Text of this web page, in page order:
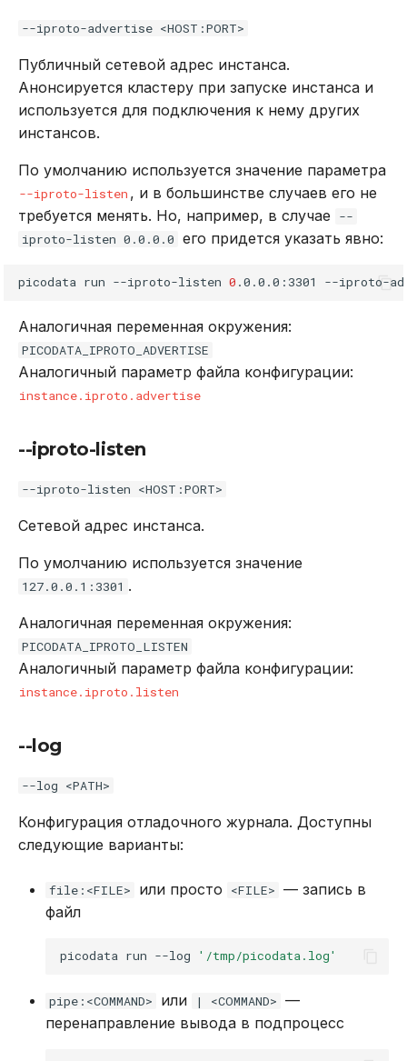
--iproto-advertise <HOST:PORT>
Публичный сетевой адрес инстанса.
Анонсируется кластеру при запуске инстанса и
используется для подключения к нему других
инстансов.
По умолчанию используется значение параметра
--iproto-listen , и в большинстве случаев его не
требуется менять. Но, например, в случае
--
iproto-listen 0.0.0.0 его придется указать явно:
picodata run --iproto-listen 0 .0.0.0:3301 --iproto-
Аналогичная переменная окружения:
PICODATA_IPROTO_ADVERTISE
Аналогичный параметр файла конфигурации:
instance.iproto.advertise
--iproto-listen
--iproto-listen <HOST:PORT>
Сетевой адрес инстанса.
По умолчанию используется значение
127.0.0.1:3301 .
Аналогичная переменная окружения:
PICODATA_IPROTO_LISTEN
Аналогичный параметр файла конфигурации:
instance.iproto.listen
--log
--log <PATH>
Конфигурация отладочного журнала. Доступны
следующие варианты:
file:<FILE> или просто <FILE> — запись в
файл
picodata run --log '/tmp/picodata.log'
pipe:<COMMAND> или | <COMMAND> —
перенаправление вывода в подпроцесс